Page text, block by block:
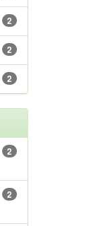
2
2
2
2
2